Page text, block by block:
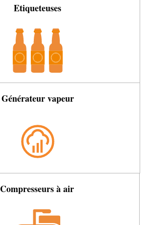
Etiqueteuses
Générateur vapeur
Compresseurs à air